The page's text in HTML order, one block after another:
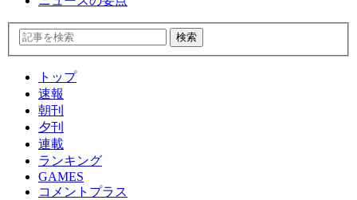
トップ
速報
朝刊
夕刊
連載
ランキング
GAMES
コメントプラス